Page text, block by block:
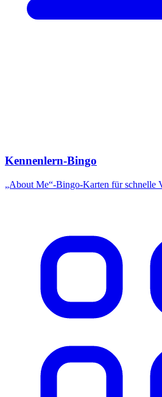
Kennenlern-Bingo
„About Me“-Bingo-Karten für schnelle